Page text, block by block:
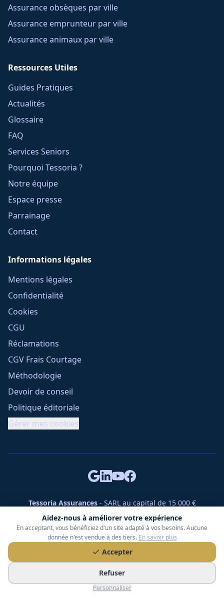
Aidez-nous à améliorer votre expérience
En acceptant, vous bénéficiez d'un site adapté à vos besoins. Aucune
donnée n'est vendue à des tiers. En savoir plus
Accepter
Refuser
Personnaliser
Assurance obsèques par ville
Assurance emprunteur par ville
Assurance animaux par ville
Ressources Utiles
Guides Pratiques
Actualités
Glossaire
FAQ
Services Seniors
Pourquoi Tessoria ?
Notre équipe
Espace presse
Parrainage
Contact
Informations légales
Mentions légales
Confidentialité
Cookies
CGU
Réclamations
CGV Frais Courtage
Méthodologie
Devoir de conseil
Politique éditoriale
Gérer mes cookies
Tessoria Assurances- SARL au capital de 15 000 €
ORIAS n° 25007309 - RCS 990 206 179 - Membre du réseau
360 Courtage
RC Pro : Klarity - Contrat n° CCOUK000785
49 chemin des Gardettes Sine, 06570 Saint-Paul-de-Vence
© Tessoria Assurances. Tous droits réservés.